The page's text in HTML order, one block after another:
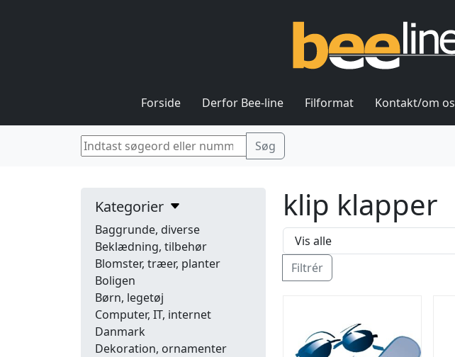
Forside Derfor Bee-line Filformat Kontakt/om os
Kategorier
Baggrunde, diverse
Beklædning, tilbehør
Blomster, træer, planter
Boligen
Børn, legetøj
Computer, IT, internet
Danmark
Dekoration, ornamenter
klip klapper
Filtrér